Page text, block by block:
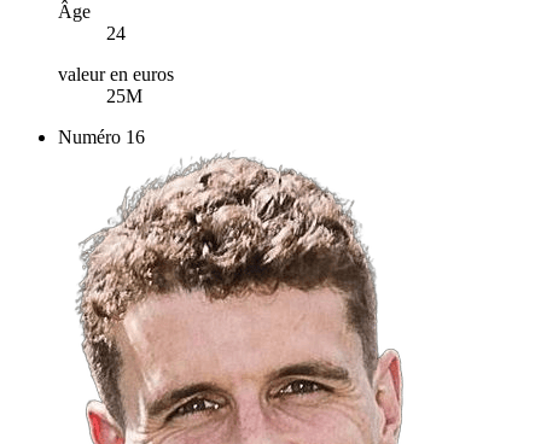
Âge
24
valeur en euros
25M
Numéro 16